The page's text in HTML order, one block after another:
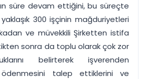
süre devam ettiğini, bu süreçte
300 işçinin mağduriyetleri
ve müvekkili Şirketten istifa
sonra da toplu olarak çok zor
belirterek işverenden
ödenmesini talep ettiklerini ve